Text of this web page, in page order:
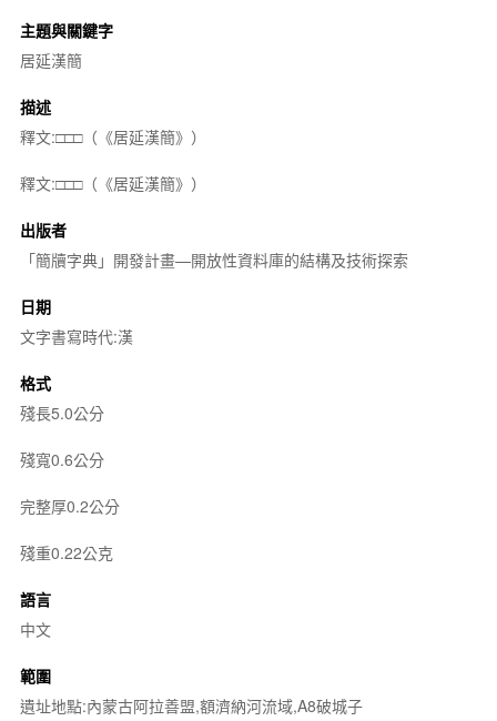
主題與關鍵字
居延漢簡
描述
釋文:□□□（《居延漢簡》）
釋文:□□□（《居延漢簡》）
出版者
「簡牘字典」開發計畫—開放性資料庫的結構及技術探索
日期
文字書寫時代:漢
格式
殘長5.0公分
殘寬0.6公分
完整厚0.2公分
殘重0.22公克
語言
中文
範圍
遺址地點:內蒙古阿拉善盟,額濟納河流域,A8破城子